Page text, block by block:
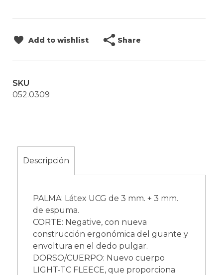
Add to wishlist Share
SKU
052.0309
Descripción
PALMA: Látex UCG de 3 mm. + 3 mm.
de espuma.
CORTE: Negative, con nueva
construcción ergonómica del guante y
envoltura en el dedo pulgar.
DORSO/CUERPO: Nuevo cuerpo
LIGHT-TC FLEECE, que proporciona